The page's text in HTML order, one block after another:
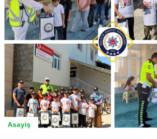
Asayiş